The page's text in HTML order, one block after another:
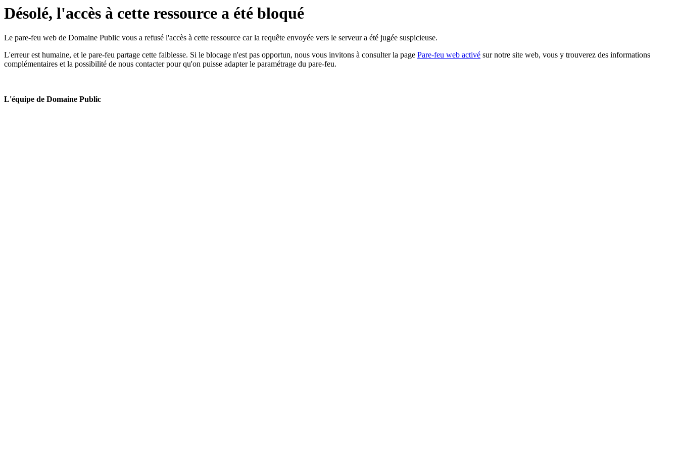
Désolé, l'accès à cette ressource a été bloqué
Le pare-feu web de Domaine Public vous a refusé l'accès à cette ressource car la requête envoyée vers le serveur a été jugée suspicieuse.
L'erreur est humaine, et le pare-feu partage cette faiblesse. Si le blocage n'est pas opportun, nous vous invitons à consulter la page Pare-feu web activé sur notre site web, vous y trouverez des informations
complémentaires et la possibilité de nous contacter pour qu'on puisse adapter le paramétrage du pare-feu.
L'équipe de Domaine Public